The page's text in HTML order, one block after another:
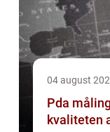
04 august
Pda
kvaliteten